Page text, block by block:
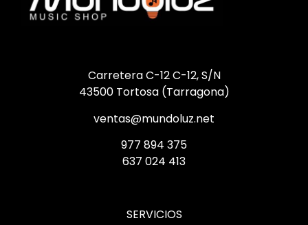
Carretera C-12 C-12, S/N
43500 Tortosa (Tarragona)
ventas@mundoluz.net
977 894 375
637 024 413
SERVICIOS